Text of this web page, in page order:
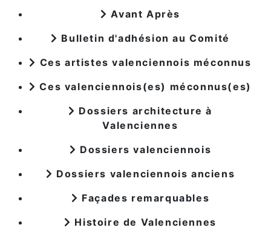
Avant Après
Bulletin d'adhésion au Comité
Ces artistes valenciennois méconnus
Ces valenciennois(es) méconnus(es)
Dossiers architecture à
Valenciennes
Dossiers valenciennois
Dossiers valenciennois anciens
Façades remarquables
Histoire de Valenciennes